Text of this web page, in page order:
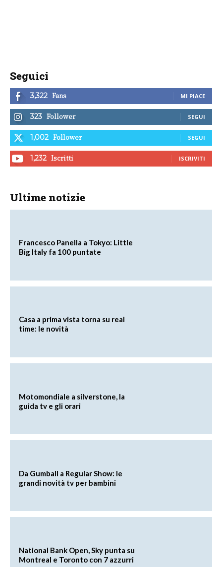
Seguici
3,322 Fans MI PIACE
323 Follower SEGUI
1,002 Follower SEGUI
1,232 Iscritti ISCRIVITI
Ultime notizie
Francesco Panella a Tokyo: Little
Big Italy fa 100 puntate
Casa a prima vista torna su real
time: le novità
Motomondiale a silverstone, la
guida tv e gli orari
Da Gumball a Regular Show: le
grandi novità tv per bambini
National Bank Open, Sky punta su
Montreal e Toronto con 7 azzurri